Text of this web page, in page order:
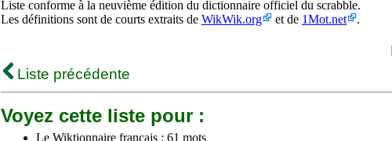
Liste conforme à la neuvième édition du dictionnaire officiel du scrabble.
Les définitions sont de courts extraits de WikWik.org et de 1Mot.net .
Liste précédente
Voyez cette liste pour :
Le Wiktionnaire français : 61 mots